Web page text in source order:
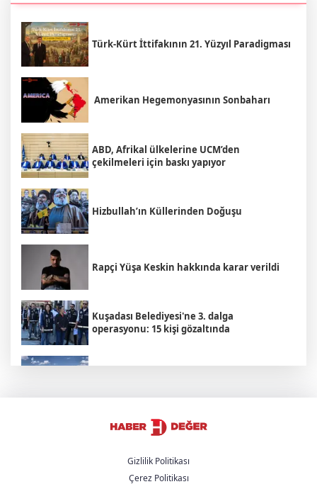
Türk-Kürt İttifakının 21. Yüzyıl Paradigması
Amerikan Hegemonyasının Sonbaharı
ABD, Afrikal ülkelerine UCM’den
çekilmeleri için baskı yapıyor
Hizbullah’ın Küllerinden Doğuşu
Rapçi Yüşa Keskin hakkında karar verildi
Kuşadası Belediyesi'ne 3. dalga
operasyonu: 15 kişi gözaltında
YENİ Parti, partiye katılan başkan sayısını
Trump'tan İran açıklaması: "Savaş çok
Gizlilik Politikası
Çerez Politikası